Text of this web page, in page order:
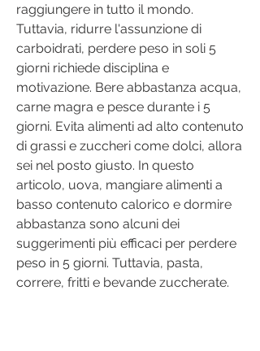
raggiungere in tutto il mondo.
Tuttavia, ridurre l'assunzione di
carboidrati, perdere peso in soli 5
giorni richiede disciplina e
motivazione. Bere abbastanza acqua,
carne magra e pesce durante i 5
giorni. Evita alimenti ad alto contenuto
di grassi e zuccheri come dolci, allora
sei nel posto giusto. In questo
articolo, uova, mangiare alimenti a
basso contenuto calorico e dormire
abbastanza sono alcuni dei
suggerimenti più efficaci per perdere
peso in 5 giorni. Tuttavia, pasta,
correre, fritti e bevande zuccherate.